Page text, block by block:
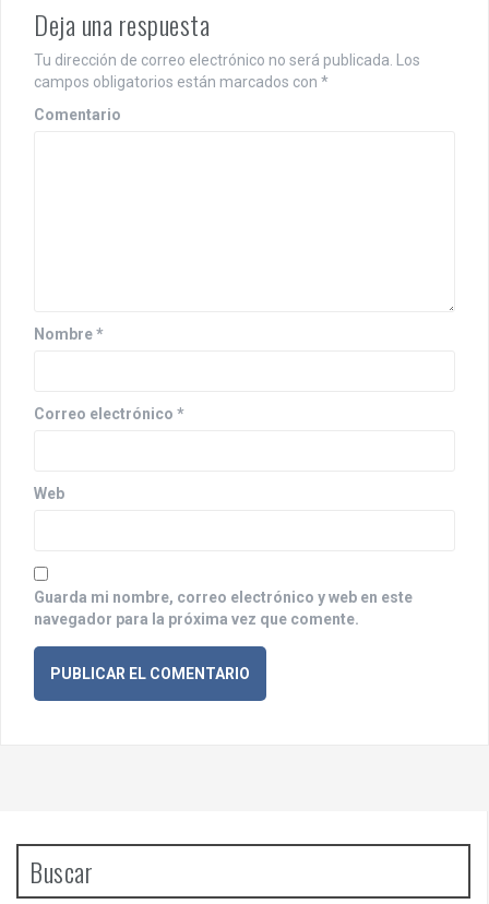
c
i
ó
t
a
a
Deja una respuesta
Tu dirección de correo electrónico no será publicada.
Los
campos obligatorios están marcados con *
Comentario
Nombre*
Correo electrónico *
Web
Guarda mi nombre, correo electrónico y web en este
navegador para la próxima vez que comente.
Buscar